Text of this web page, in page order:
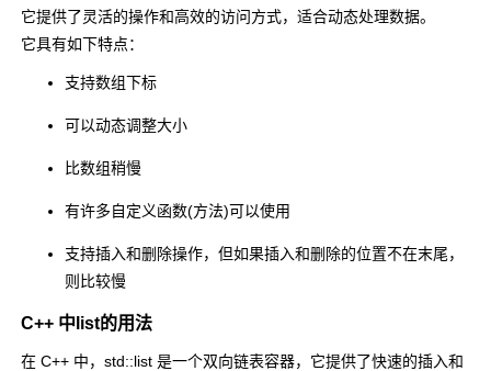
它提供了灵活的操作和高效的访问方式，适合动态处理数据。
它具有如下特点：
支持数组下标
可以动态调整大小
比数组稍慢
有许多自定义函数(方法)可以使用
支持插入和删除操作，但如果插入和删除的位置不在末尾，
则比较慢
C++ 中list的用法
在 C++ 中， std::list 是一个双向链表容器，它提供了快速的插入和